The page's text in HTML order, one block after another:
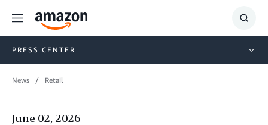
Menu
Show
PRESS CENTER
News Retail
June 02, 2026